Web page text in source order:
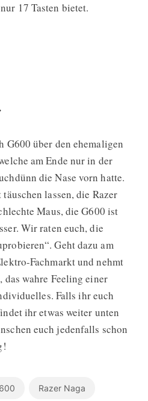
17 Tasten bietet.
über den ehemaligen
am Ende nur in der
die Nase vorn hatte.
lassen, die Razer
Maus, die G600 ist
Wir raten euch, die
Geht dazu am
Fachmarkt und nehmt
wahre Feeling einer
Falls ihr euch
ihr etwas weiter unten
euch jedenfalls schon
Razer Naga